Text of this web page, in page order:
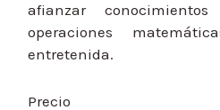
afianzar
operaciones
entretenida.
Precio